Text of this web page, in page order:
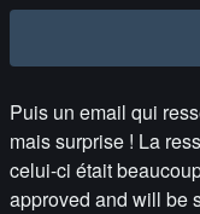
Puis un email qui
mais surprise ! La
celui-ci était
approved and will be